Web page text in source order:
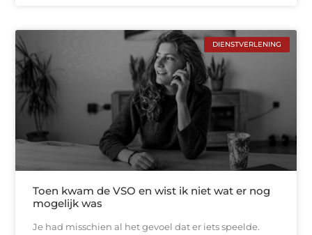
DIENSTVERLENING
Toen kwam de VSO en wist ik niet wat er nog
mogelijk was
Je had misschien al het gevoel dat er iets speelde.